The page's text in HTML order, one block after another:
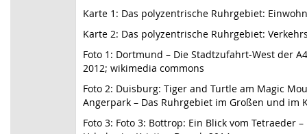
Karte 1: Das polyzentrische Ruhrgebiet:
Karte 2: Das polyzentrische Ruhrgebiet:
Foto 1: Dortmund – Die Stadtzufahrt-West der
2012; wikimedia commons
Foto 2: Duisburg: Tiger and Turtle am Magic
Angerpark – Das Ruhrgebiet im Großen und im
Foto 3: Foto 3: Bottrop: Ein Blick vom Tetraeder